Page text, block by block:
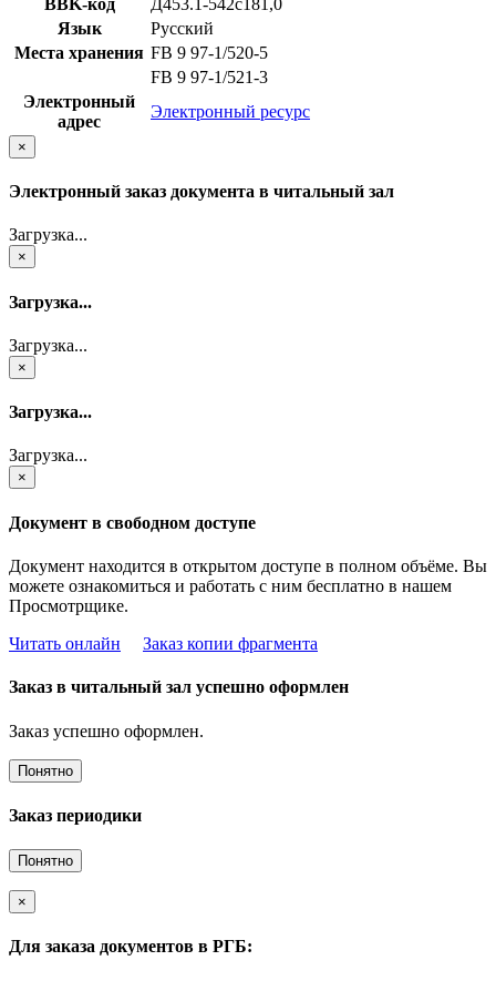
Язык
Русский
Места хранения FB 9 97-1/520-5
FB 9 97-1/521-3
Электронный
адрес
Электронный ресурс
×
Электронный заказ документа в читальный зал
Загрузка...
×
Загрузка...
Загрузка...
×
Загрузка...
Загрузка...
×
Документ в свободном доступе
Документ находится в открытом доступе в полном объёме. Вы
можете ознакомиться и работать с ним бесплатно в нашем
Просмотрщике.
Читать онлайн
Заказ копии фрагмента
Заказ в читальный зал успешно оформлен
Заказ успешно оформлен.
Понятно
Заказ периодики
Понятно
×
Для заказа документов в РГБ: